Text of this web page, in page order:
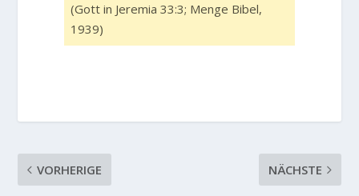
(Gott in Jeremia 33:3; Menge Bibel,
1939)
VORHERIGE NÄCHSTE